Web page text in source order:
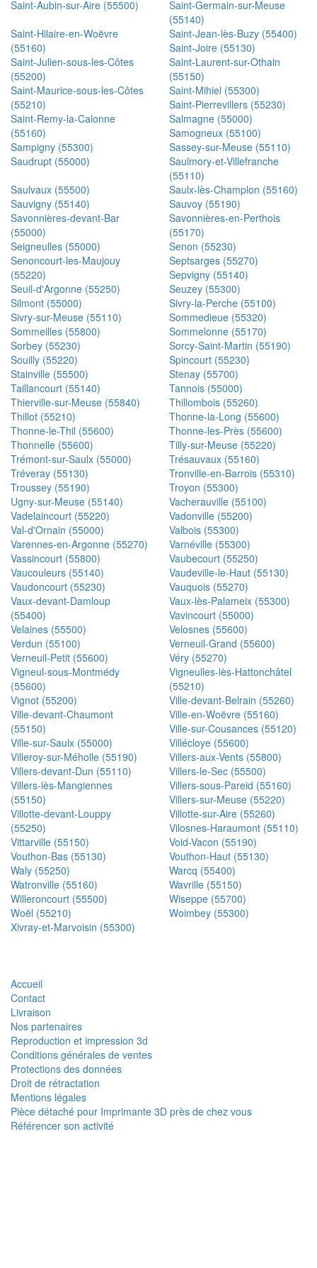
Saint-Aubin-sur-Aire (55500)
Saint-Germain-sur-Meuse
(55140)
Saint-Hilaire-en-Woëvre
(55160)
Saint-Jean-lès-Buzy (55400)
Saint-Joire (55130)
Saint-Julien-sous-les-Côtes
(55200)
Saint-Laurent-sur-Othain
(55150)
Saint-Maurice-sous-les-Côtes
(55210)
Saint-Mihiel (55300)
Saint-Pierrevillers (55230)
Saint-Remy-la-Calonne
(55160)
Salmagne (55000)
Samogneux (55100)
Sampigny (55300)
Sassey-sur-Meuse (55110)
Saudrupt (55000)
Saulmory-et-Villefranche
(55110)
Saulvaux (55500)
Saulx-lès-Champlon (55160)
Sauvigny (55140)
Sauvoy (55190)
Savonnières-devant-Bar
(55000)
Savonnières-en-Perthois
(55170)
Seigneulles (55000)
Senon (55230)
Senoncourt-les-Maujouy
(55220)
Septsarges (55270)
Sepvigny (55140)
Seuil-d'Argonne (55250)
Seuzey (55300)
Silmont (55000)
Sivry-la-Perche (55100)
Sivry-sur-Meuse (55110)
Sommedieue (55320)
Sommeilles (55800)
Sommelonne (55170)
Sorbey (55230)
Sorcy-Saint-Martin (55190)
Souilly (55220)
Spincourt (55230)
Stainville (55500)
Stenay (55700)
Taillancourt (55140)
Tannois (55000)
Thierville-sur-Meuse (55840)
Thillombois (55260)
Thillot (55210)
Thonne-la-Long (55600)
Thonne-le-Thil (55600)
Thonne-les-Près (55600)
Thonnelle (55600)
Tilly-sur-Meuse (55220)
Trémont-sur-Saulx (55000)
Trésauvaux (55160)
Tréveray (55130)
Tronville-en-Barrois (55310)
Troussey (55190)
Troyon (55300)
Ugny-sur-Meuse (55140)
Vacherauville (55100)
Vadelaincourt (55220)
Vadonville (55200)
Val-d'Ornain (55000)
Valbois (55300)
Varennes-en-Argonne (55270)
Varnéville (55300)
Vassincourt (55800)
Vaubecourt (55250)
Vaucouleurs (55140)
Vaudeville-le-Haut (55130)
Vaudoncourt (55230)
Vauquois (55270)
Vaux-devant-Damloup
(55400)
Vaux-lès-Palameix (55300)
Vavincourt (55000)
Velaines (55500)
Velosnes (55600)
Verdun (55100)
Verneuil-Grand (55600)
Verneuil-Petit (55600)
Véry (55270)
Vigneul-sous-Montmédy
(55600)
Vigneulles-lès-Hattonchâtel
(55210)
Vignot (55200)
Ville-devant-Belrain (55260)
Ville-devant-Chaumont
(55150)
Ville-en-Woëvre (55160)
Ville-sur-Cousances (55120)
Ville-sur-Saulx (55000)
Villécloye (55600)
Villeroy-sur-Méholle (55190)
Villers-aux-Vents (55800)
Villers-devant-Dun (55110)
Villers-le-Sec (55500)
Villers-lès-Mangiennes
(55150)
Villers-sous-Pareid (55160)
Villers-sur-Meuse (55220)
Villotte-devant-Louppy
(55250)
Villotte-sur-Aire (55260)
Vilosnes-Haraumont (55110)
Vittarville (55150)
Void-Vacon (55190)
Vouthon-Bas (55130)
Vouthon-Haut (55130)
Waly (55250)
Warcq (55400)
Watronville (55160)
Wavrille (55150)
Willeroncourt (55500)
Wiseppe (55700)
Woël (55210)
Woimbey (55300)
Xivray-et-Marvoisin (55300)
Accueil
Contact
Livraison
Nos partenaires
Reproduction et impression 3d
Conditions générales de ventes
Protections des données
Droit de rétractation
Mentions légales
Pièce détaché pour Imprimante 3D près de chez vous
Référencer son activité